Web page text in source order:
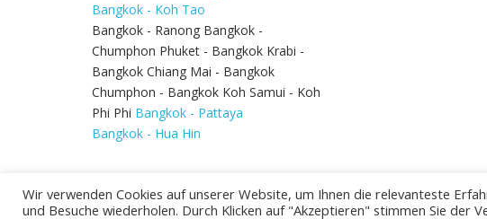
Bangkok - Koh Tao
Bangkok - Ranong Bangkok -
Chumphon Phuket - Bangkok Krabi -
Bangkok Chiang Mai - Bangkok
Chumphon - Bangkok Koh Samui - Koh
Phi Phi Bangkok - Pattaya
Bangkok - Hua Hin
Wir verwenden Cookies auf unserer Website, um Ihnen die relevanteste
und Besuche wiederholen. Durch Klicken auf "Akzeptieren" stimmen Sie der